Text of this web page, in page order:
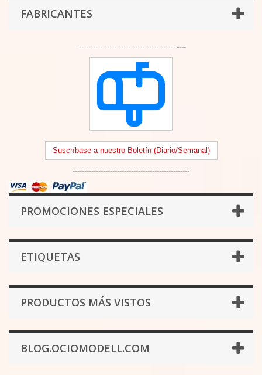
FABRICANTES
-----------------------------------------------
Suscríbase a nuestro Boletín (Diario/Semanal)
--------------------------------------------------
PROMOCIONES ESPECIALES
ETIQUETAS
PRODUCTOS MÁS VISTOS
BLOG.OCIOMODELL.COM